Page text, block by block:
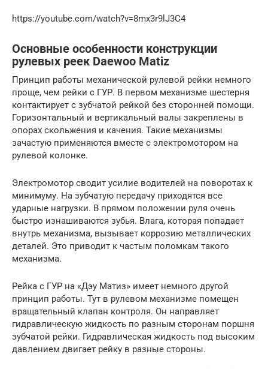
https://youtube.com/watch?v=8mx3r9lJ3C4
Основные особенности конструкции
рулевых реек Daewoo Matiz
Принцип работы механической рулевой рейки немного
проще, чем рейки с ГУР. В первом механизме шестерня
контактирует с зубчатой рейкой без сторонней помощи.
Горизонтальный и вертикальный валы закреплены в
опорах скольжения и качения. Такие механизмы
зачастую применяются вместе с электромотором на
рулевой колонке.
Электромотор сводит усилие водителей на поворотах к
минимуму. На зубчатую передачу приходятся все
ударные нагрузки. В прямом положении руля очень
быстро изнашиваются зубья. Влага, которая попадает
внутрь механизма, вызывает коррозию металлических
деталей. Это приводит к частым поломкам такого
механизма.
Рейка с ГУР на «Дэу Матиз» имеет немного другой
принцип работы. Тут в рулевом механизме помещен
вращательный клапан контроля. Он направляет
гидравлическую жидкость по разным сторонам поршня
зубчатой рейки. Гидравлическая жидкость под высоким
давлением двигает рейку в разные стороны.